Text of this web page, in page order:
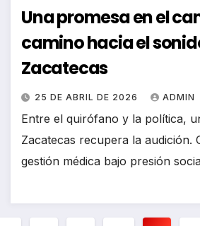
Una promesa en el
camino hacia el
Zacatecas
25 DE ABRIL DE 2026 ADMIN
Entre el quirófano y la política,
Zacatecas recupera la audición.
gestión médica bajo presión